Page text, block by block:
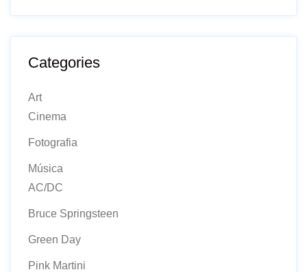
Categories
Art
Cinema
Fotografia
Música
AC/DC
Bruce Springsteen
Green Day
Pink Martini